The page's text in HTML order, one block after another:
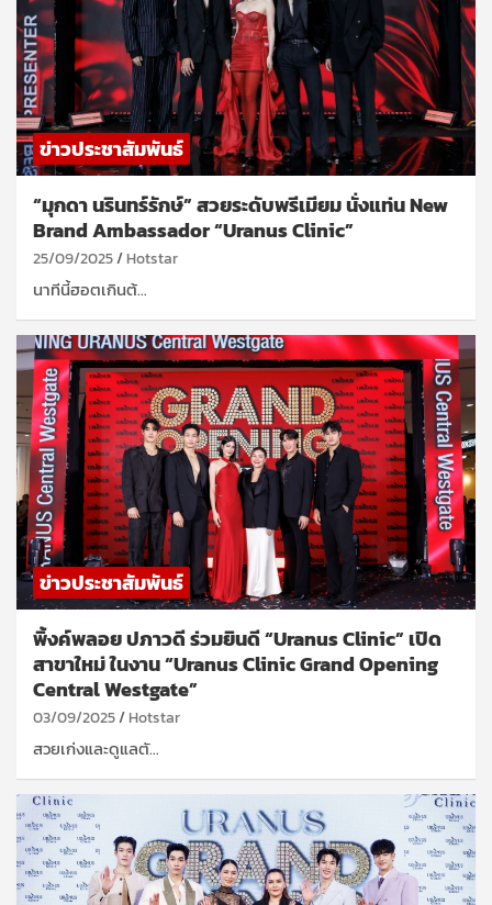
ข่าวประชาสัมพันธ์
“มุกดา นรินทร์รักษ์” สวยระดับพรีเมียม นั่งแท่น New
Brand Ambassador “Uranus Clinic”
25/09/2025 Hotstar
นาทีนี้ฮอตเกินต้…
ข่าวประชาสัมพันธ์
พิ้งค์พลอย ปภาวดี ร่วมยินดี “Uranus Clinic” เปิด
สาขาใหม่ ในงาน “Uranus Clinic Grand Opening
Central Westgate”
03/09/2025 Hotstar
สวยเก่งและดูแลตั…